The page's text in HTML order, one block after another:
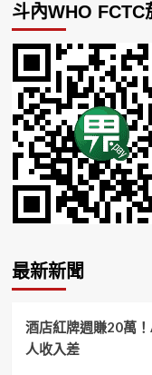
斗內WHO
最新新聞
酒店紅牌週賺20萬
人收入差